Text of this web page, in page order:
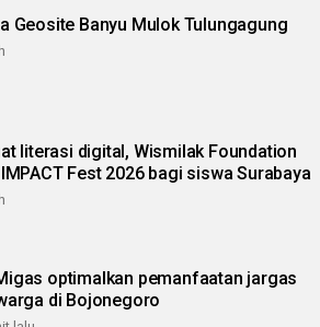
Geosite Banyu Mulok Tulungagung
literasi digital, Wismilak Foundation
Fest 2026 bagi siswa Surabaya
optimalkan pemanfaatan jargas
di Bojonegoro